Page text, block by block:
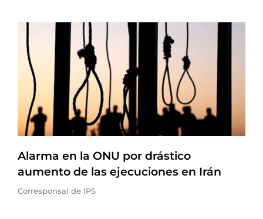
Alarma en la ONU por drástico
aumento de las ejecuciones en Irán
Corresponsal de IPS